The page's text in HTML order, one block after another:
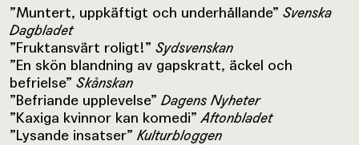
”Muntert, uppkäftigt och underhållande” Svenska
Dagbladet
”Fruktansvärt roligt!” Sydsvenskan
”En skön blandning av gapskratt, äckel och
befrielse” Skånskan
”Befriande upplevelse” Dagens Nyheter
”Kaxiga kvinnor kan komedi” Aftonbladet
”Lysande insatser” Kulturbloggen